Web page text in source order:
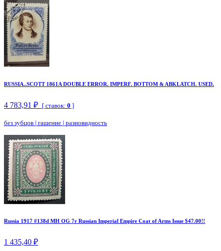
RUSSIA..SCOTT 1861A DOUBLE ERROR. IMPERF. BOTTOM & ABKLATCH. USED.
4 783,91 ₽ [ ставок: 0 ]
без зубцов | гашение | разновидность
Russia 1917 #138d MH OG 7r Russian Imperial Empire Coat of Arms Issue $47.00!!
1 435,40 ₽